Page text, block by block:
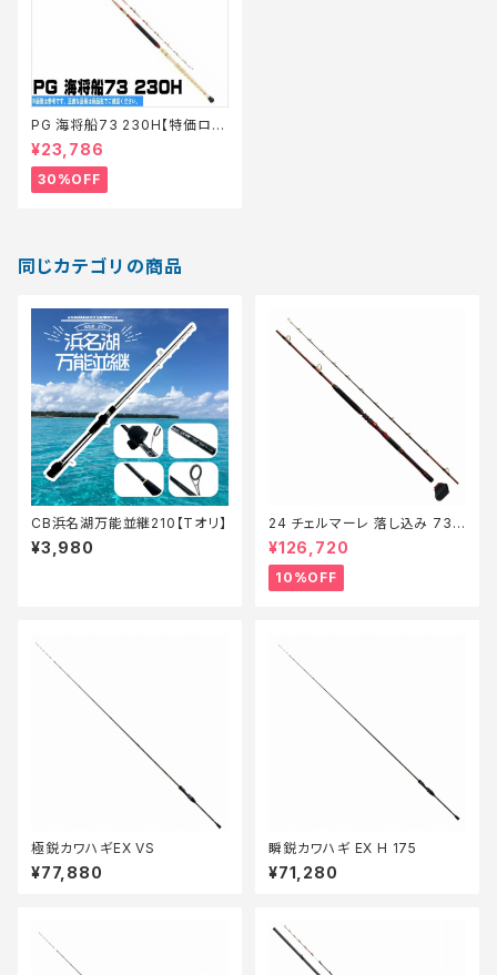
PG 海将船73 230H【特価ロッ
ド】【30】
¥23,786
30%OFF
同じカテゴリの商品
CB浜名湖万能並継210【Tオリ】
¥3,980
24 チェルマーレ 落し込み 73H
235【継続セール_ロッド】【10】
¥126,720
10%OFF
極鋭カワハギEX VS
¥77,880
瞬鋭カワハギ EX H 175
¥71,280